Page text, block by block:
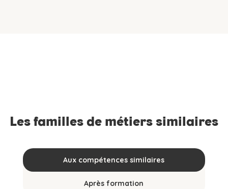
Les familles de métiers similaires
Aux compétences similaires
Après formation